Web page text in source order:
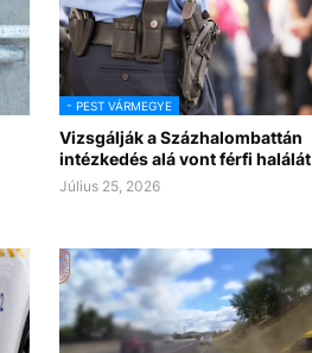
- PEST VÁRMEGYE
Vizsgálják a Százhalombattán
intézkedés alá vont férfi halálát
Július 25, 2026